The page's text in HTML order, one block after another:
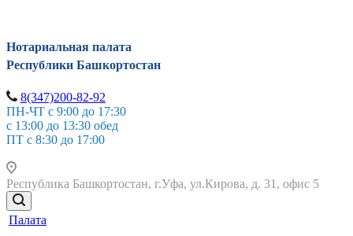
Нотариальная палата
Республики Башкортостан
8(347)200-82-92
ПН-ЧТ с 9:00 до 17:30
с 13:00 до 13:30 обед
ПТ с 8:30 до 17:00
Республика Башкортостан, г.Уфа, ул.Кирова, д. 31, офис 5
Палата